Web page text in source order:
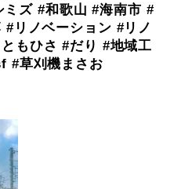
ズ #和歌山 #海南市 #
リノベーション #リノ
もひさ #だり #地域工
#草刈機まさお